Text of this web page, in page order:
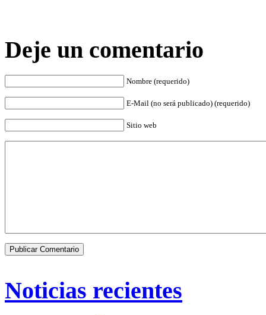
Deje un comentario
Nombre (requerido)
E-Mail (no será publicado) (requerido)
Sitio web
Noticias recientes